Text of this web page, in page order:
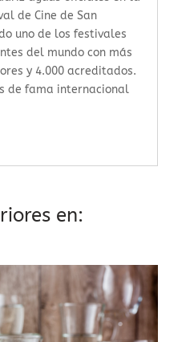
de Cine de San
uno de los festivales
del mundo con más
y 4.000 acreditados.
de fama internacional
en: